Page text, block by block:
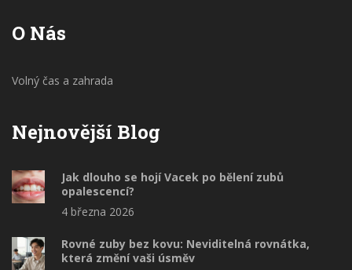
O Nás
Volný čas a zahrada
Nejnovější Blog
Jak dlouho se hojí Vacek po bělení zubů
opalescencí?
4 března 2026
Rovné zuby bez kovu: Neviditelná rovnátka,
která změní vaši úsměv